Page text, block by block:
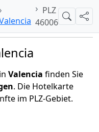
PLZ
46006
Suche
in Valencia finden Sie
. Die Hotelkarte
im PLZ-Gebiet.